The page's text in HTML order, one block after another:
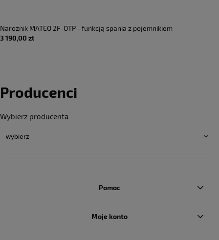
Narożnik MATEO 2F-OTP - funkcją spania z pojemnikiem
3 190,00 zł
Producenci
Wybierz producenta
Pomoc
Moje konto